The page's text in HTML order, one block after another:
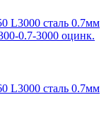
L3000 сталь 0.7мм
0.7-3000 оцинк.
L3000 сталь 0.7мм